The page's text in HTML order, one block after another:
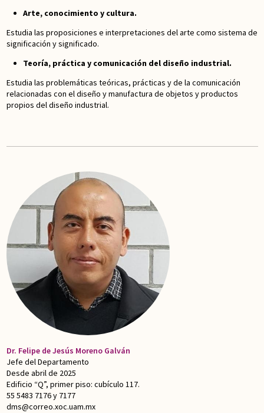
Arte, conocimiento y cultura.
Estudia las proposiciones e interpretaciones del arte como sistema de
significación y significado.
Teoría, práctica y comunicación del diseño industrial.
Estudia las problemáticas teóricas, prácticas y de la comunicación
relacionadas con el diseño y manufactura de objetos y productos
propios del diseño industrial.
Dr. Felipe de Jesús Moreno Galván
Jefe del Departamento
Desde abril de 2025
Edificio “Q”, primer piso: cubículo 117.
55 5483 7176 y 7177
dms@correo.xoc.uam.mx